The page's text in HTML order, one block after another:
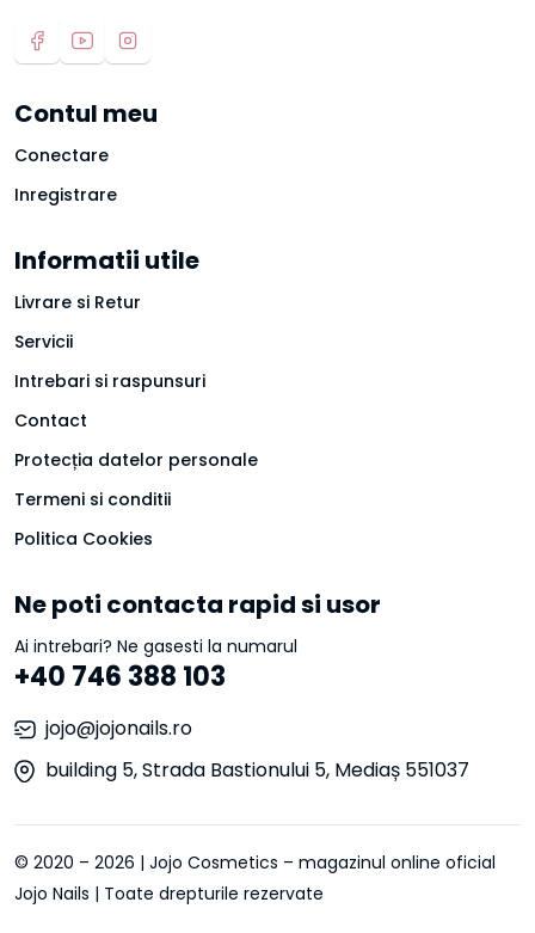
Contul meu
Conectare
Inregistrare
Informatii utile
Livrare si Retur
Servicii
Intrebari si raspunsuri
Contact
Protecția datelor personale
Termeni si conditii
Politica Cookies
Ne poti contacta rapid si usor
Ai intrebari? Ne gasesti la numarul
+40 746 388 103
jojo@jojonails.ro
building 5, Strada Bastionului 5, Mediaș 551037
© 2020 – 2026 | Jojo Cosmetics – magazinul online oficial
Jojo Nails | Toate drepturile rezervate